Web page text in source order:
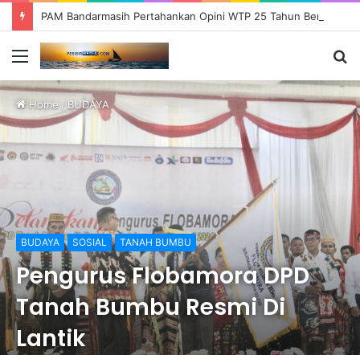
Menu
Home / BUDAYA
BUDAYA SOSIAL TANAH BUMBU
Pengurus Flobamora DPD
Tanah Bumbu Resmi Di
Lantik